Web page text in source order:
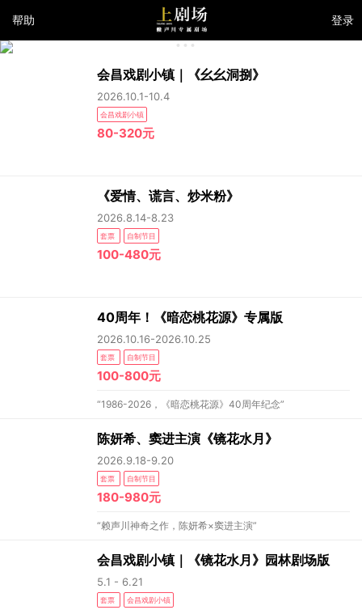
帮助 登录
会昌戏剧小镇｜《幺幺洞捌》
2026.10.1-10.4
会昌戏剧小镇
80-320元
《爱情、谎言、炒米粉》
2026.8.14-8.23
套票 自制节目
100-480元
40周年！《暗恋桃花源》专属版
2026.10.16-2026.10.25
套票 自制节目
100-800元
“1986-2026，《暗恋桃花源》40周年纪念”
陈妍希、窦进主演《镜花水月》
2026.9.18-9.20
套票 自制节目
180-980元
“赖声川神奇之作，陈妍希×窦进主演”
会昌戏剧小镇｜《镜花水月》园林剧场版
5.1 - 6.21
套票 会昌戏剧小镇